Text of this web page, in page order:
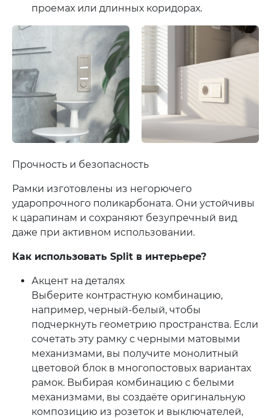
проемах или длинных коридорах.
Прочность и безопасность
Рамки изготовлены из негорючего
ударопрочного поликарбоната. Они устойчивы
к царапинам и сохраняют безупречный вид
даже при активном использовании.
Как использовать Split в интерьере?
Акцент на деталях
Выберите контрастную комбинацию,
например, черный-белый, чтобы
подчеркнуть геометрию пространства. Если
сочетать эту рамку с черными матовыми
механизмами, вы получите монолитный
цветовой блок в многопостовых вариантах
рамок. Выбирая комбинацию с белыми
механизмами, вы создаёте оригинальную
композицию из розеток и выключателей,